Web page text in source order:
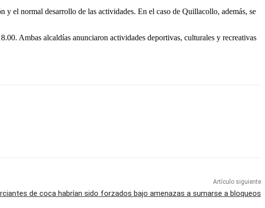
el normal desarrollo de las actividades. En el caso de Quillacollo, además, se
Ambas alcaldías anunciaron actividades deportivas, culturales y recreativas
Artículo siguiente
de coca habrían sido forzados bajo amenazas a sumarse a bloqueos